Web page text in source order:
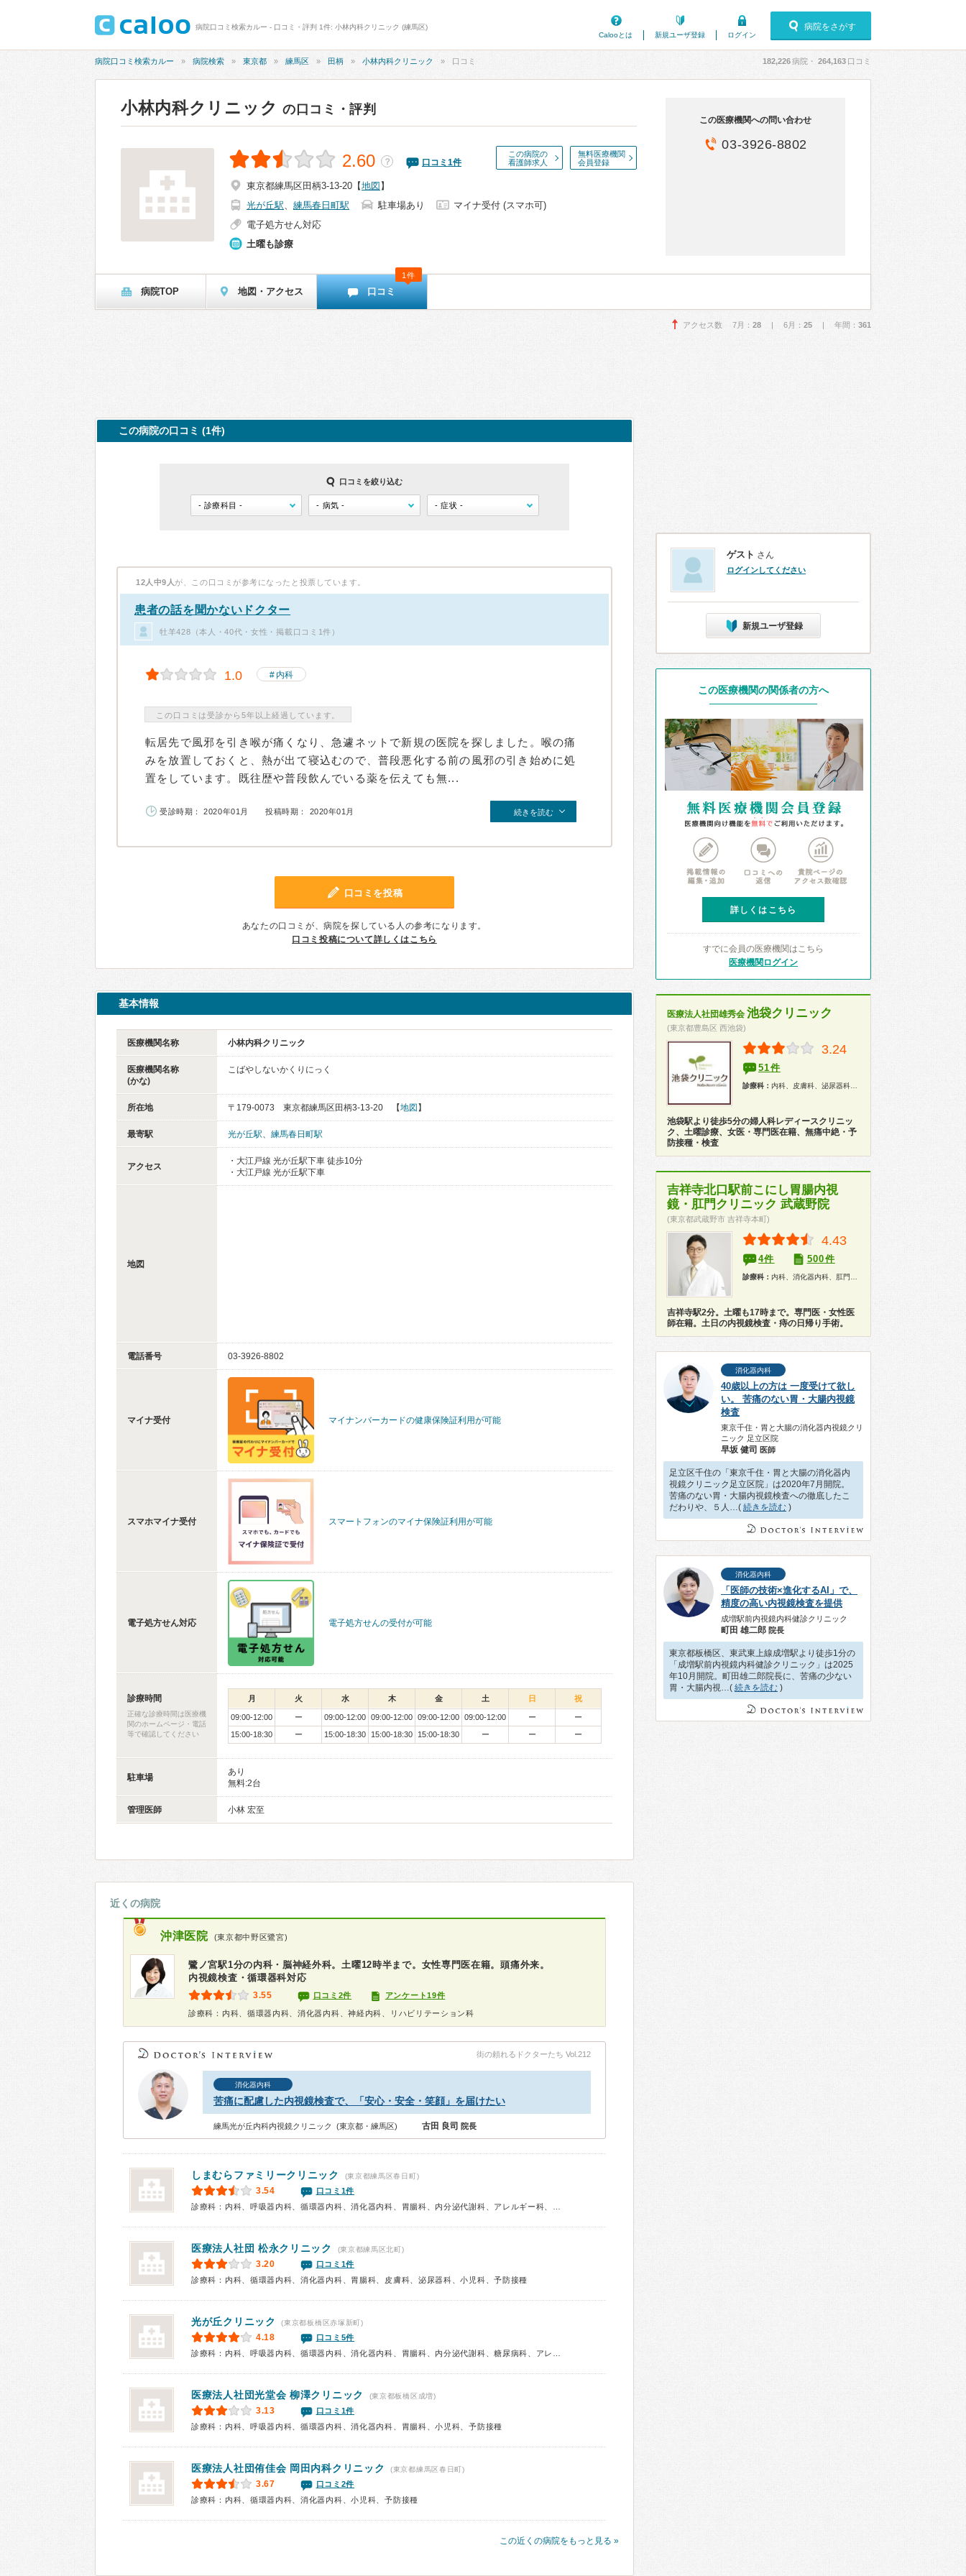
病院口コミ検索カルー - 口コミ・評判 1件: 小林内科クリニック (練馬区)
Calooとは
新規ユーザ登録 ログイン
病院をさがす
病院口コミ検索カルー 病院検索 東京都 練馬区 田柄 小林内科クリニック 口コミ 182,226病院・ 264,163 口コミ
小林内科クリニック の口コミ・評判
この病院の
看護師求人
無料医療機関
会員登録
2.60 ？ 口コミ 1件
東京都練馬区田柄3-13-20 【地図 】
光が丘駅、 練馬春日町駅 駐車場あり
マイナ受付 (スマホ可)
電子処方せん対応
土曜も診療
この医療機関への問い合わせ
03-3926-8802
病院TOP 地図・アクセス 口コミ
1件
アクセス数 7月： 28 | 6月： 25 | 年間： 361
この病院の口コミ (1件)
口コミを絞り込む
12人中9人 が、この口コミが参考になったと投票しています。
患者の話を聞かないドクター
牡羊428（本人・40代・女性・掲載口コミ1件）
1.0 内科
この口コミは受診から5年以上経過しています。
転居先で風邪を引き喉が痛くなり、急遽ネットで新規の医院を探しました。喉の痛
みを放置しておくと、熱が出て寝込むので、普段悪化する前の風邪の引き始めに処
置をしています。既往歴や普段飲んでいる薬を伝えても無...
受診時期： 2020年01月 投稿時期： 2020年01月 続きを読む
口コミを投稿
あなたの口コミが、病院を探している人の参考になります。
口コミ投稿について詳しくはこちら
基本情報
医療機関名称 小林内科クリニック
医療機関名称
(かな)
こばやしないかくりにっく
所在地 〒179-0073 東京都練馬区田柄3-13-20 【地図 】
最寄駅 光が丘駅、 練馬春日町駅
アクセス
・大江戸線 光が丘駅下車 徒歩10分
・大江戸線 光が丘駅下車
地図
電話番号 03-3926-8802
マイナ受付 マイナンバーカードの健康保険証利用が可能
スマホマイナ受付 スマートフォンのマイナ保険証利用が可能
電子処方せん対応 電子処方せんの受付が可能
診療時間
正確な診療時間は医療機
関のホームページ・電話
等で確認してください
月 火 水 木 金 土 日 祝
09:00-12:00 ー 09:00-12:00 09:00-12:00 09:00-12:00 09:00-12:00 ー
ー
15:00-18:30
ー 15:00-18:30 15:00-18:30 15:00-18:30 ー ー ー
駐車場
あり
無料:2台
管理医師 小林 宏至
近くの病院
沖津医院 (東京都中野区鷺宮)
鷺ノ宮駅1分の内科・脳神経外科。土曜12時半まで。女性専門医在籍。頭痛外来。
内視鏡検査・循環器科対応
3.55 口コミ2件 アンケート19件
診療科：内科、循環器内科、消化器内科、神経内科、リハビリテーション科
街の頼れるドクターたち Vol.212
消化器内科
苦痛に配慮した内視鏡検査で、「安心・安全・笑顔」を届けたい
練馬光が丘内科内視鏡クリニック (東京都・練馬区) 古田 良司 院長
しまむらファミリークリニック (東京都練馬区春日町)
3.54
口コミ1件
医療法人社団 松永クリニック (東京都練馬区北町)
3.20
口コミ1件
診療科：内科、循環器内科、消化器内科、胃腸科、皮膚科、泌尿器科、小児科、予防接種
光が丘クリニック (東京都板橋区赤塚新町)
4.18
口コミ5件
医療法人社団光堂会 柳澤クリニック (東京都板橋区成増)
3.13
口コミ1件
診療科：内科、呼吸器内科、循環器内科、消化器内科、胃腸科、小児科、予防接種
医療法人社団侑佳会 岡田内科クリニック (東京都練馬区春日町)
3.67
口コミ2件
診療科：内科、循環器内科、消化器内科、小児科、予防接種
この近くの病院をもっと見る »
ゲスト さん
ログインしてください
新規ユーザ登録
この医療機関の関係者の方へ
詳しくはこちら
すでに会員の医療機関はこちら
医療機関ログイン
医療法人社団雄秀会 池袋クリニック
(東京都豊島区 西池袋)
3.24
51件
診療科： 内科、皮膚科、泌尿器科、婦人科
池袋駅より徒歩5分の婦人科レディースクリニッ
ク、土曜診療、女医・専門医在籍、無痛中絶・予
防接種・検査
吉祥寺北口駅前こにし胃腸内視
鏡・肛門クリニック 武蔵野院
(東京都武蔵野市 吉祥寺本町)
4.43
4件 500件
診療科： 内科、消化器内科、肛門科、内視鏡
吉祥寺駅2分。土曜も17時まで。専門医・女性医
師在籍。土日の内視鏡検査・痔の日帰り手術。
消化器内科
40歳以上の方は 一度受けて欲し
い。 苦痛のない胃・大腸内視鏡
検査
東京千住・胃と大腸の消化器内視鏡クリ
ニック 足立区院
早坂 健司 医師
足立区千住の「東京千住・胃と大腸の消化器内
視鏡クリニック足立区院」は2020年7月開院。
苦痛のない胃・大腸内視鏡検査への徹底したこ
だわりや、５人…( 続きを読む )
消化器内科
「医師の技術×進化するAI」で、
精度の高い内視鏡検査を提供
成増駅前内視鏡内科健診クリニック
町田 雄二郎 院長
東京都板橋区、東武東上線成増駅より徒歩1分の
「成増駅前内視鏡内科健診クリニック」は2025
年10月開院。町田雄二郎院長に、苦痛の少ない
胃・大腸内視…( 続きを読む )